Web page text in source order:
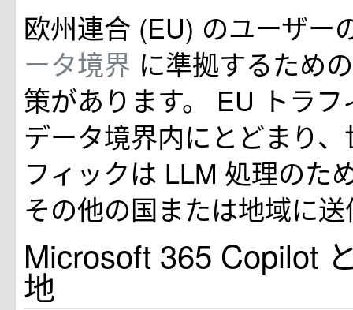
欧州連合 (EU) のユーザー
ータ境界 に準拠するため
策があります。 EU トラ
データ境界内にとどまり
フィックは LLM 処理のた
その他の国または地域に
Microsoft 365 Copilot
地